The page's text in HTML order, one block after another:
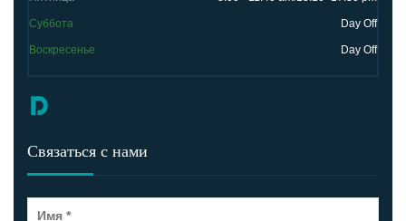
Суббота Day Off
Воскресенье Day Off
Связаться с нами